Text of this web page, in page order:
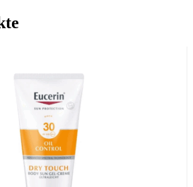
Glucoside, Cyclohexasiloxane,
Acryloyldimethyl Taurate